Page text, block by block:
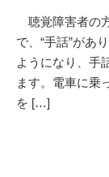
聴覚障害者の
で、“手話”があ
ようになり、手
ます。電車に乗
を […]